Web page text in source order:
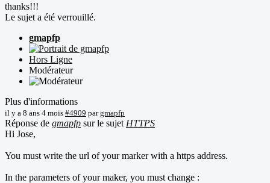
thanks!!!
Le sujet a été verrouillé.
gmapfp
Hors Ligne
Modérateur
Plus d'informations
il y a 8 ans 4 mois #4909 pargmapfp
Réponse de gmapfp sur le sujet HTTPS
Hi Jose,
You must write the url of your marker with a https address.
In the parameters of your maker, you must change :